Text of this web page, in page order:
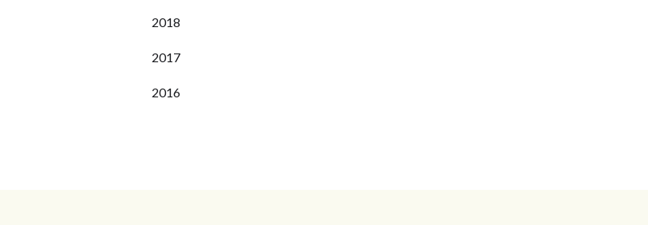
2018
2017
2016